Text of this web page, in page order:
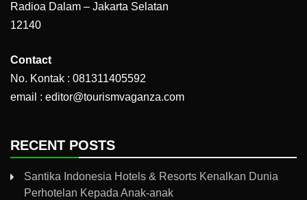
Radioa Dalam – Jakarta Selatan
12140
Contact
No. Kontak : 081311405592
email : editor@tourismvaganza.com
RECENT POSTS
Santika Indonesia Hotels & Resorts Kenalkan Dunia
Perhotelan Kepada Anak-anak